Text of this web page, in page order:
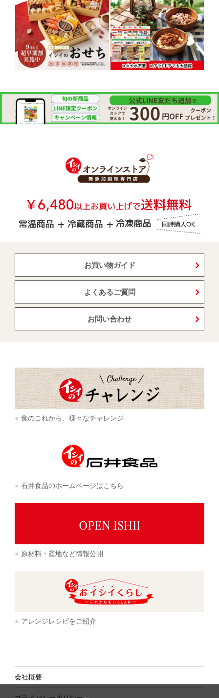
お買い物ガイド
よくあるご質問
お問い合わせ
食のこれから、様々なチャレンジ
石井食品のホームページはこちら
原材料・産地など情報公開
アレンジレシピをご紹介
会社概要